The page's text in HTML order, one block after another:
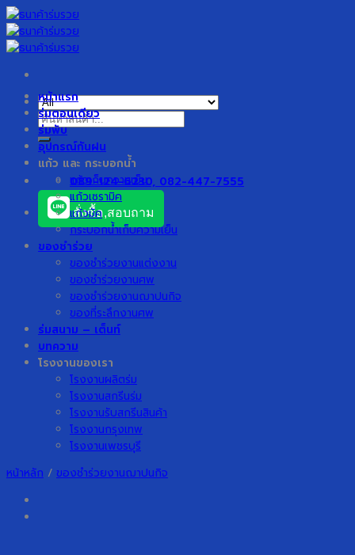
Skip
to
content
ค้นหา:
089-124-6230, 082-447-7555
สั่งซื้อ,สอบถาม
หน้าแรก
ร่มตอนเดียว
ร่มพับ
อุปกรณ์กันฝน
แก้ว และ กระบอกน้ำ
แก้วเก็บความเย็น
แก้วเซรามิค
แก้วมัค
กระบอกน้ำเก็บความเย็น
ของชำร่วย
ของชำร่วยงานแต่งงาน
ของชำร่วยงานศพ
ของชำร่วยงานฌาปนกิจ
ของที่ระลึกงานศพ
ร่มสนาม – เต็นท์
บทความ
โรงงานของเรา
โรงงานผลิตร่ม
โรงงานสกรีนร่ม
โรงงานรับสกรีนสินค้า
โรงงานกรุงเทพ
โรงงานเพชรบุรี
หน้าหลัก / ของชำร่วยงานฌาปนกิจ